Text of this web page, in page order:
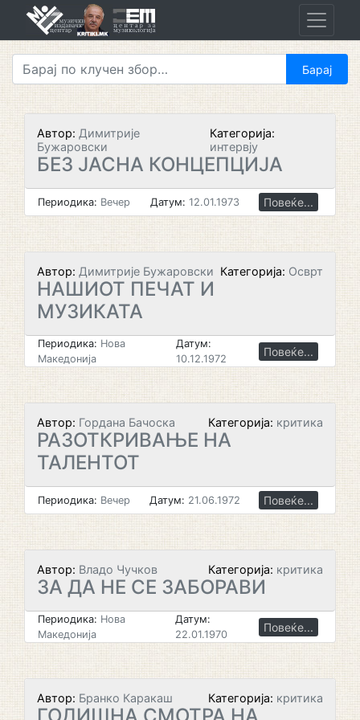
Автор: Димитрије
Бужаровски
Категорија:
интервју
БЕЗ ЈАСНА КОНЦЕПЦИЈА
Периодика: Вечер Датум: 12.01.1973 Повеќе...
Автор: Димитрије Бужаровски Категорија: Осврт
НАШИОТ ПЕЧАТ И
МУЗИКАТА
Периодика: Нова
Македонија
Датум:
10.12.1972
Повеќе...
Автор: Гордана Бачоска Категорија: критика
РАЗОТКРИВАЊЕ НА
ТАЛЕНТОТ
Периодика: Вечер Датум: 21.06.1972 Повеќе...
Автор: Владо Чучков Категорија: критика
ЗА ДА НЕ СЕ ЗАБОРАВИ
Периодика: Нова
Македонија
Датум:
22.01.1970
Повеќе...
Автор: Бранко Каракаш Категорија: критика